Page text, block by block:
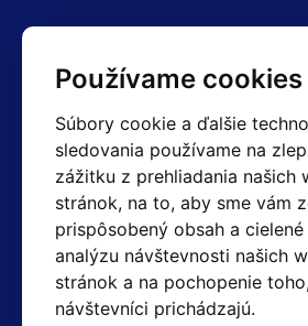
Používame cookies
Súbory cookie a ďalšie
sledovania používame na
zážitku z prehliadania našich
stránok, na to, aby sme vám
prispôsobený obsah a cielené
analýzu návštevnosti našich
stránok a na pochopenie
návštevníci prichádzajú.
Kontakty
+420 603 357 606 +420 605
info@hotair.cz
Fakturačné a expedičné oddelenie
+420 605 259 759 (Po–Pia: 7:30 – 15:00)
Technické oddelenie
+420 603 355 085 (Po–Pia: 8:00 – 16:00)
servis@hotair.cz